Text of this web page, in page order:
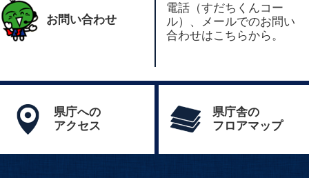
お問い合わせ
電話（すだちくんコー
ル）、メールでのお問い
合わせはこちらから。
県庁への
アクセス
県庁舎の
フロアマップ